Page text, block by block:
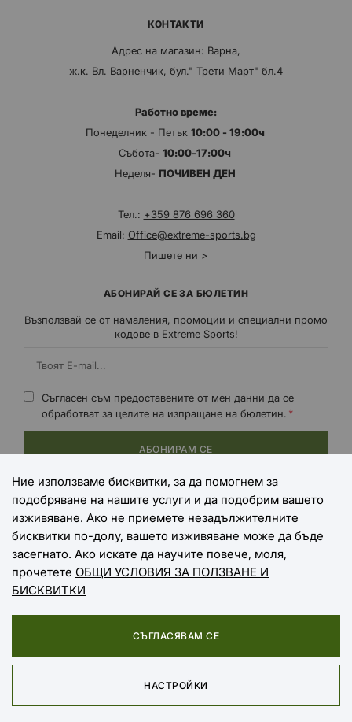
КОНТАКТИ
Адрес на магазин: Варна,
ж.к. Вл. Варненчик, бул." Трети Март" бл.4
Работно време:
Понеделник - Петък 10:00 - 19:00ч
Събота- 10:00-17:00ч
Неделя- ПОЧИВЕН ДЕН
Тел.: +359 876 696 360
Email: Office@extreme-sports.bg
Пишете ни >
АБОНИРАЙ СЕ ЗА БЮЛЕТИН
Възползвай се от намаления, промоции и специални промо
кодове в Extreme Sports!
Съгласен съм предоставените от мен данни да се
обработват за целите на изпращане на бюлетин.
АБОНИРАМ СЕ
НАЧИНИ НА ПЛАЩАНЕ
НАЧИНИ НА ДОСТАВКА
Copyright © 2025 EXTREME SPORTS
Онлайн магазин от
Ние използваме бисквитки, за да помогнем за
подобряване на нашите услуги и да подобрим вашето
изживяване. Ако не приемете незадължителните
бисквитки по-долу, вашето изживяване може да бъде
засегнато. Ако искате да научите повече, моля,
прочетете ОБЩИ УСЛОВИЯ ЗА ПОЛЗВАНЕ И
БИСКВИТКИ
СЪГЛАСЯВАМ СЕ
НАСТРОЙКИ